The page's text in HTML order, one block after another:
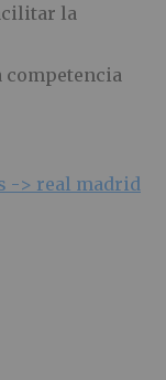
la
competencia
-> real madrid